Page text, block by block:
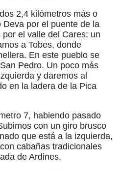
2,4 kilómetros más o
por el puente de la
el valle del Cares; un
a Tobes, donde
En este pueblo se
Pedro. Un poco más
y daremos al
en la ladera de la Pica
7, habiendo pasado
con un giro brusco
que está a la izquierda,
cabañas tradicionales
de Ardines.